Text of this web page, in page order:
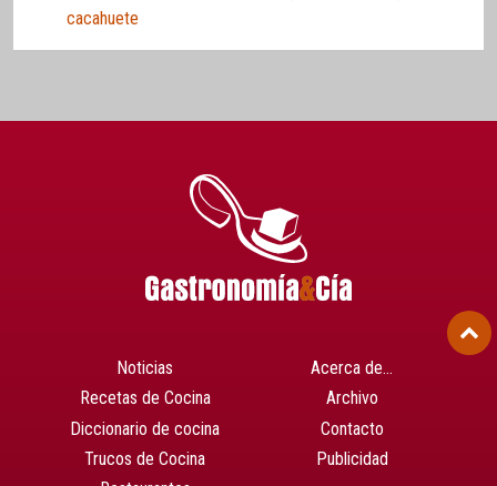
cacahuete
Noticias
Recetas de Cocina
Diccionario de cocina
Trucos de Cocina
Acerca de…
Archivo
Contacto
Publicidad